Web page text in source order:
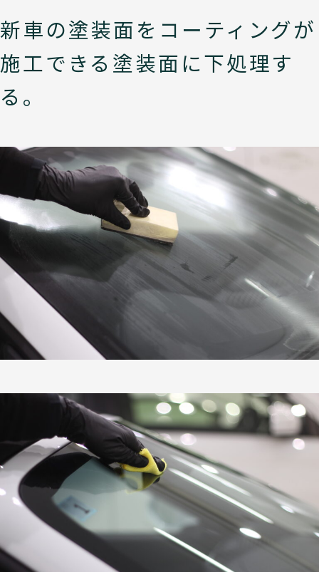
新車の塗装面をコーティングが
施工できる塗装面に下処理す
る。